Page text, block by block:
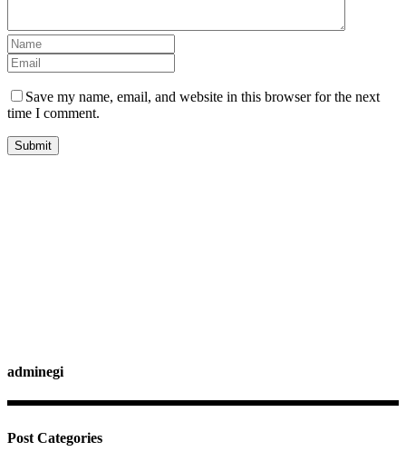
Save my name, email, and website in this browser for the next
time I comment.
adminegi
Post Categories